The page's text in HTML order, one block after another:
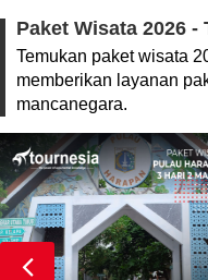
Paket Wisata 2026 -
Temukan paket wisata
memberikan layanan
mancanegara.